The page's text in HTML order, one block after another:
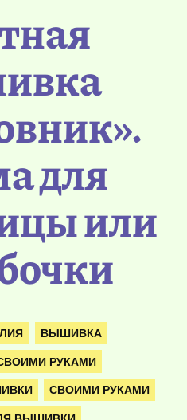
для
или
ВЫШИВКА
РУКАМИ
СВОИМИ РУКАМИ